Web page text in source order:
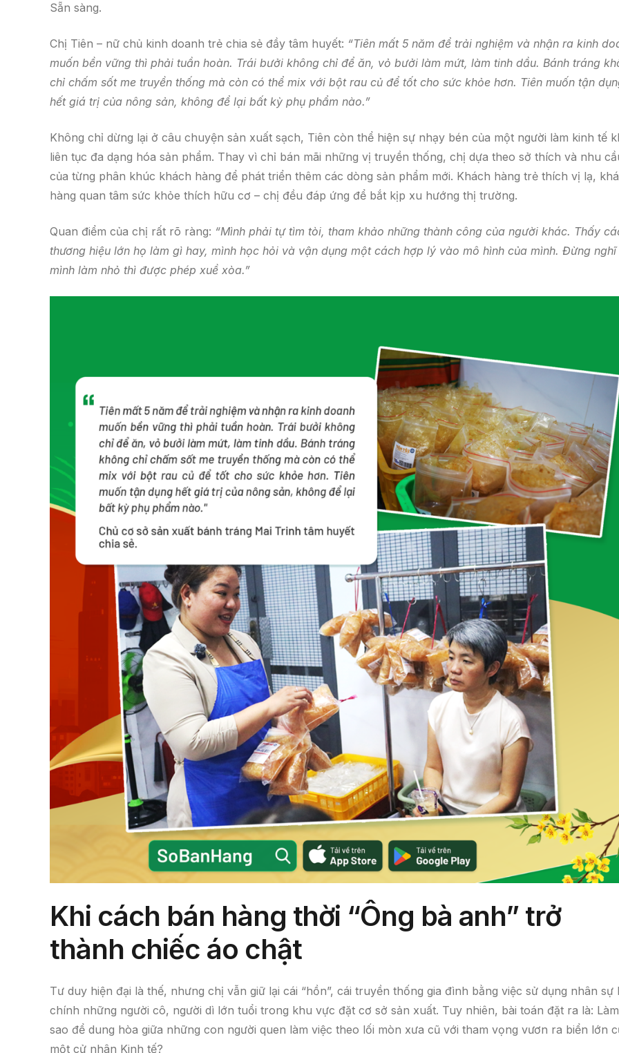
Sẵn sàng.
Chị Tiên – nữ chủ kinh doanh trẻ chia sẻ đầy tâm huyết: “Tiên mất 5 năm để trải nghiệm và nhận ra kinh
muốn bền vững thì phải tuần hoàn. Trái bưởi không chỉ để ăn, vỏ bưởi làm mứt, làm tinh dầu. Bánh tráng
chỉ chấm sốt me truyền thống mà còn có thể mix với bột rau củ để tốt cho sức khỏe hơn. Tiên muốn tận
hết giá trị của nông sản, không để lại bất kỳ phụ phẩm nào.”
Không chỉ dừng lại ở câu chuyện sản xuất sạch, Tiên còn thể hiện sự nhạy bén của một người làm kinh tế
liên tục đa dạng hóa sản phẩm. Thay vì chỉ bán mãi những vị truyền thống, chị dựa theo sở thích và nhu
của từng phân khúc khách hàng để phát triển thêm các dòng sản phẩm mới. Khách hàng trẻ thích vị lạ,
hàng quan tâm sức khỏe thích hữu cơ – chị đều đáp ứng để bắt kịp xu hướng thị trường.
Quan điểm của chị rất rõ ràng: “Mình phải tự tìm tòi, tham khảo những thành công của người khác. Thấy
thương hiệu lớn họ làm gì hay, mình học hỏi và vận dụng một cách hợp lý vào mô hình của mình. Đừng nghĩ
mình làm nhỏ thì được phép xuề xòa.”
Khi cách bán hàng thời “Ông bà anh” trở
thành chiếc áo chật
Tư duy hiện đại là thế, nhưng chị vẫn giữ lại cái “hồn”, cái truyền thống gia đình bằng việc sử dụng nhân sự
chính những người cô, người dì lớn tuổi trong khu vực đặt cơ sở sản xuất. Tuy nhiên, bài toán đặt ra là: Làm
sao để dung hòa giữa những con người quen làm việc theo lối mòn xưa cũ với tham vọng vươn ra biển lớn
một cử nhân Kinh tế?